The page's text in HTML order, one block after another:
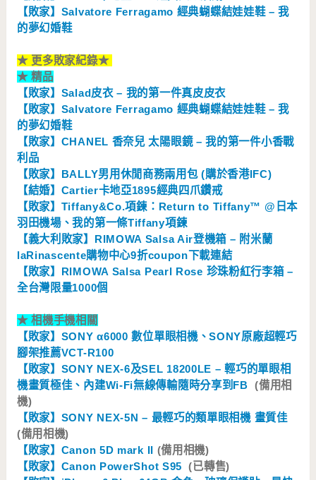
【敗家】Salvatore Ferragamo 經典蝴蝶結娃娃鞋 – 我
的夢幻婚鞋
★ 更多敗家紀錄★
★精品
【敗家】Salad皮衣 – 我的第一件真皮皮衣
【敗家】Salvatore Ferragamo 經典蝴蝶結娃娃鞋 – 我
的夢幻婚鞋
【敗家】CHANEL 香奈兒 太陽眼鏡 – 我的第一件小香戰
利品
【敗家】BALLY男用休閒商務兩用包 (購於香港IFC)
【結婚】Cartier卡地亞1895經典四爪鑽戒
【敗家】Tiffany&Co.項鍊：Return to Tiffany™ @日本
羽田機場、我的第一條Tiffany項鍊
【義大利敗家】RIMOWA Salsa Air登機箱 – 附米蘭
laRinascente購物中心9折coupon下載連結
【敗家】RIMOWA Salsa Pearl Rose 珍珠粉紅行李箱 –
全台灣限量1000個
★相機手機相關
【敗家】SONY α6000 數位單眼相機、SONY原廠超輕巧
腳架推薦VCT-R100
【敗家】SONY NEX-6及SEL 18200LE – 輕巧的單眼相
機畫質極佳、內建Wi-Fi無線傳輸隨時分享到FB (備用相
機)
【敗家】SONY NEX-5N – 最輕巧的類單眼相機 畫質佳
(備用相機)
【敗家】Canon 5D mark II (備用相機)
【敗家】Canon PowerShot S95 (已轉售)